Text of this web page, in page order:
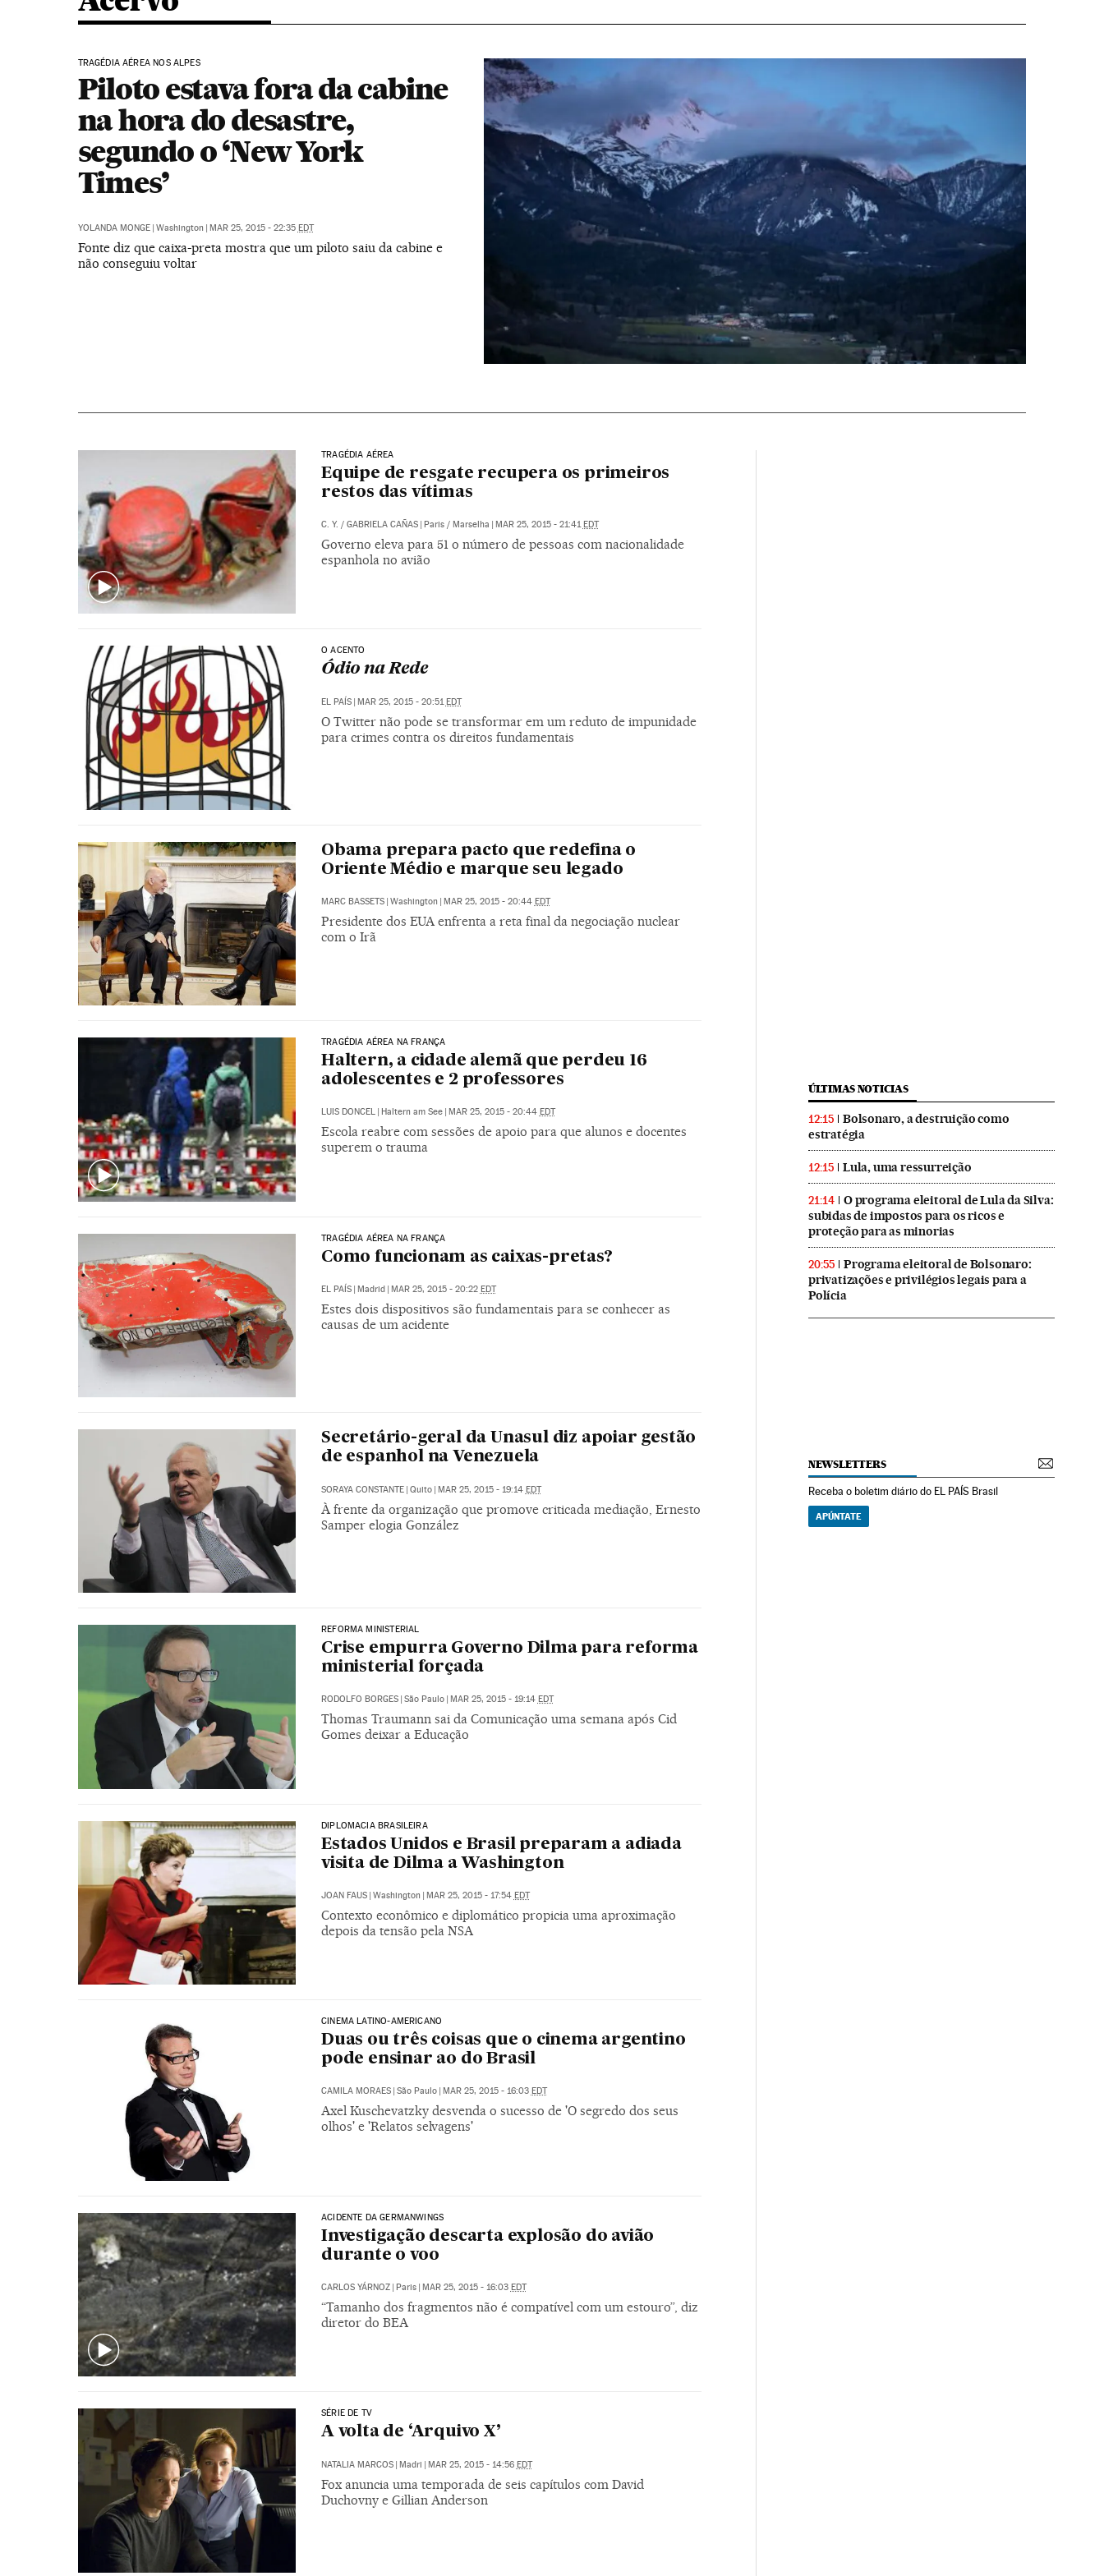
TRAGÉDIA AÉREA NOS ALPES
Piloto estava fora da cabine
na hora do desastre,
segundo o ‘New York
Times’
YOLANDA MONGE | Washington | MAR 25, 2015 - 22:35 EDT
Fonte diz que caixa-preta mostra que um piloto saiu da cabine e
não conseguiu voltar
TRAGÉDIA AÉREA
Equipe de resgate recupera os primeiros
restos das vítimas
C. Y. / GABRIELA CAÑAS | Paris / Marselha | MAR 25, 2015 - 21:41EDT
Governo eleva para 51 o número de pessoas com nacionalidade
espanhola no avião
O ACENTO
Ódio na Rede
EL PAÍS MAR 25, 2015 - 20:51 EDT
O Twitter não pode se transformar em um reduto de impunidade
para crimes contra os direitos fundamentais
Obama prepara pacto que redefina o
Oriente Médio e marque seu legado
MARC BASSETS Washington MAR 25, 2015 - 20:44 EDT
Presidente dos EUA enfrenta a reta final da negociação nuclear
com o Irã
TRAGÉDIA AÉREA NA FRANÇA
Haltern, a cidade alemã que perdeu 16
adolescentes e 2 professores
LUIS DONCEL | Haltern am See | MAR 25, 2015 - 20:44 EDT
Escola reabre com sessões de apoio para que alunos e docentes
superem o trauma
TRAGÉDIA AÉREA NA FRANÇA
Como funcionam as caixas-pretas?
EL PAÍS Madrid MAR 25, 2015 - 20:22 EDT
Estes dois dispositivos são fundamentais para se conhecer as
causas de um acidente
Secretário-geral da Unasul diz apoiar gestão
de espanhol na Venezuela
SORAYA CONSTANTE | Quito | MAR 25, 2015 - 19:14 EDT
À frente da organização que promove criticada mediação, Ernesto
Samper elogia González
REFORMA MINISTERIAL
Crise empurra Governo Dilma para reforma
ministerial forçada
RODOLFO BORGES São Paulo MAR 25, 2015 - 19:14 EDT
Thomas Traumann sai da Comunicação uma semana após Cid
Gomes deixar a Educação
DIPLOMACIA BRASILEIRA
Estados Unidos e Brasil preparam a adiada
visita de Dilma a Washington
JOAN FAUS | Washington | MAR 25, 2015 - 17:54 EDT
Contexto econômico e diplomático propicia uma aproximação
depois da tensão pela NSA
CINEMA LATINO-AMERICANO
Duas ou três coisas que o cinema argentino
pode ensinar ao do Brasil
CAMILA MORAES São Paulo MAR 25, 2015 - 16:03 EDT
Axel Kuschevatzky desvenda o sucesso de 'O segredo dos seus
olhos' e 'Relatos selvagens'
ACIDENTE DA GERMANWINGS
Investigação descarta explosão do avião
durante o voo
CARLOS YÁRNOZ | Paris | MAR 25, 2015 - 16:03 EDT
“Tamanho dos fragmentos não é compatível com um estouro”, diz
diretor do BEA
SÉRIE DE TV
A volta de ‘Arquivo X’
NATALIA MARCOS | Madri | MAR 25, 2015 - 14:56 EDT
Fox anuncia uma temporada de seis capítulos com David
Duchovny e Gillian Anderson
ÚLTIMAS NOTICIAS
12:15
Bolsonaro, a destruição como
estratégia
12:15 Lula, uma ressurreição
21:14
O programa eleitoral de Lula da Silva:
subidas de impostos para os ricos e
proteção para as minorias
20:55
Programa eleitoral de Bolsonaro:
privatizações e privilégios legais para a
Polícia
NEWSLETTERS
Receba o boletim diário do EL PAÍS Brasil
APÚNTATE